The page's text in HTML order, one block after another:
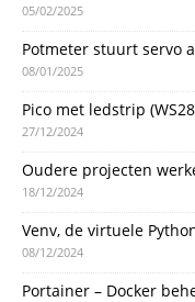
05/02/2025
Potmeter stuurt servo
08/01/2025
Pico met ledstrip
27/12/2024
Oudere projecten
18/12/2024
Venv, de virtuele
08/12/2024
Portainer – Docker